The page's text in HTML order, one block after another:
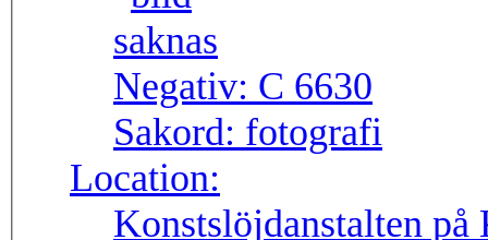
Negativ: C 6630
Sakord: fotografi
Location:
Konstslöjdanstalten